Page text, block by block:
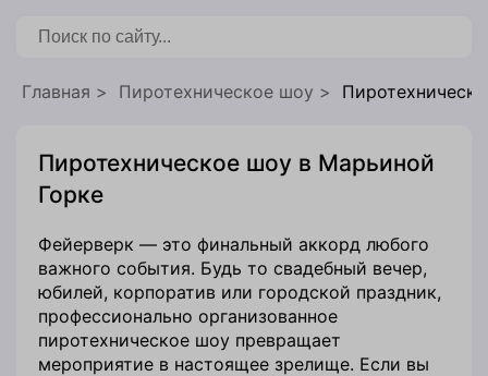
Главная Пиротехническое шоу
Пиротехническое шоу в Марьиной
Горке
Фейерверк — это финальный аккорд любого
важного события. Будь то свадебный вечер,
юбилей, корпоратив или городской праздник,
профессионально организованное
пиротехническое шоу превращает
мероприятие в настоящее зрелище. Если вы